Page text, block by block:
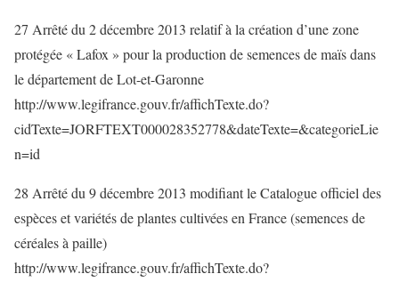
27 Arrêté du 2 décembre 2013 relatif à la création d’une zone
protégée « Lafox » pour la production de semences de maïs dans
le département de Lot-et-Garonne
http://www.legifrance.gouv.fr/affichTexte.do?
cidTexte=JORFTEXT000028352778&dateTexte=&categorieLie
n=id
28 Arrêté du 9 décembre 2013 modifiant le Catalogue officiel des
espèces et variétés de plantes cultivées en France (semences de
céréales à paille)
http://www.legifrance.gouv.fr/affichTexte.do?